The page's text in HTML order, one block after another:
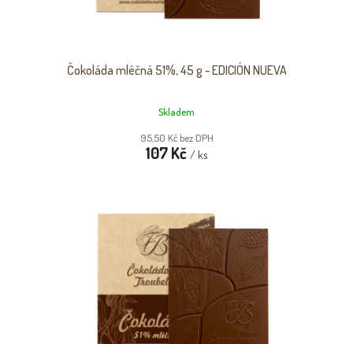
Čokoláda mléčná 51%, 45 g - EDICIÓN NUEVA
Skladem
95,50 Kč bez DPH
107 Kč / ks